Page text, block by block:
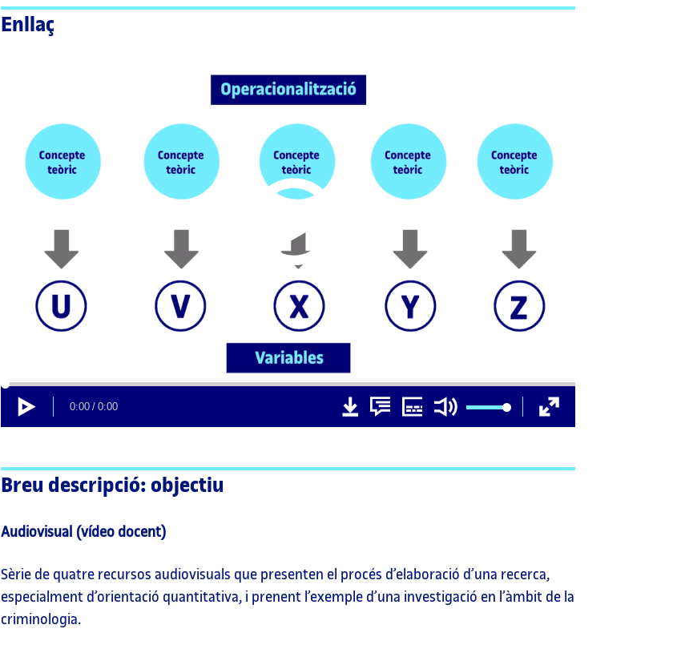
Enllaç
ReproduccióCurrent
0:00 / Durada
0:00
Carregat:
0%
Progrés:
0%
Pantalla
completa
00:00
Silencia
Subtítols
D
o
a
p
t
i
o
a
Breu descripció: objectiu
Audiovisual (vídeo docent)
Sèrie de quatre recursos audiovisuals que presenten el procés d’elaboració d’una recerca,
especialment d’orientació quantitativa, i prenent l’exemple d’una investigació en l’àmbit de la
criminologia.